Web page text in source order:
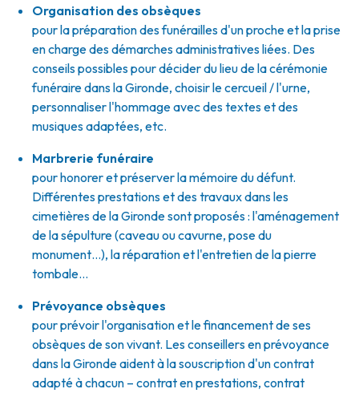
Organisation des obsèques
pour la préparation des funérailles d'un proche et la prise
en charge des démarches administratives liées. Des
conseils possibles pour décider du lieu de la cérémonie
funéraire dans la Gironde, choisir le cercueil / l'urne,
personnaliser l'hommage avec des textes et des
musiques adaptées, etc.
Marbrerie funéraire
pour honorer et préserver la mémoire du défunt.
Différentes prestations et des travaux dans les
cimetières de la Gironde sont proposés : l'aménagement
de la sépulture (caveau ou cavurne, pose du
monument…), la réparation et l'entretien de la pierre
tombale…
Prévoyance obsèques
pour prévoir l'organisation et le financement de ses
obsèques de son vivant. Les conseillers en prévoyance
dans la Gironde aident à la souscription d'un contrat
adapté à chacun – contrat en prestations, contrat